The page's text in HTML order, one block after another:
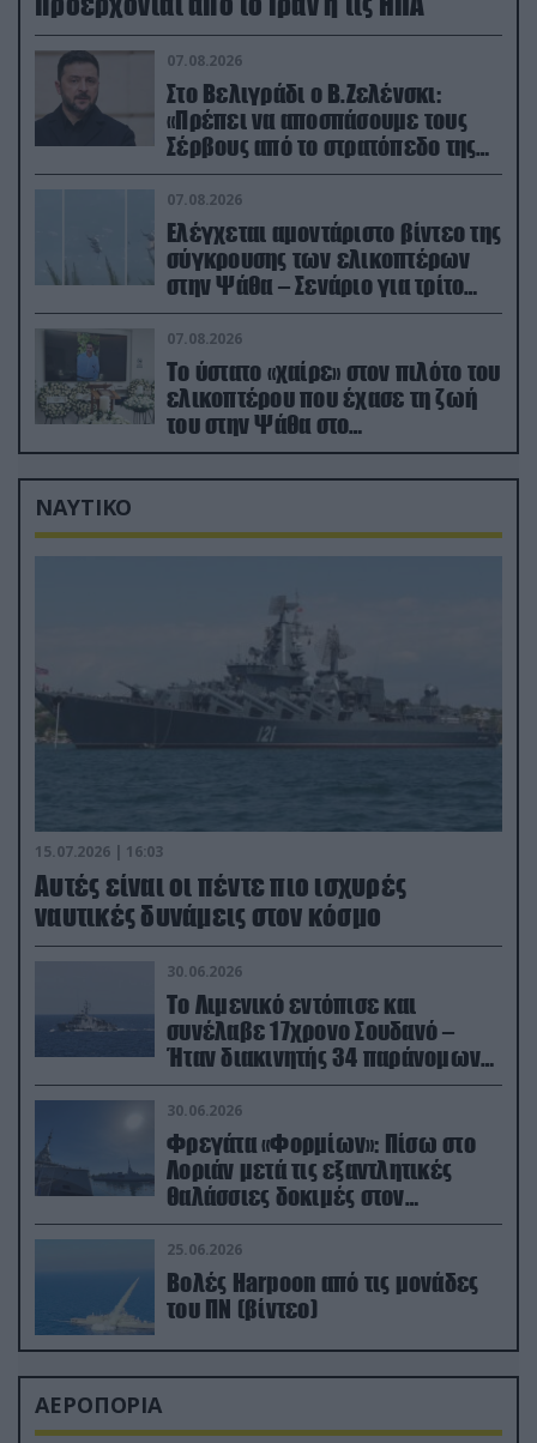
07.08.2026
Στο Βελιγράδι ο Β.Ζελένσκι:
«Πρέπει να αποσπάσουμε τους
Σέρβους από το στρατόπεδο της
Ρωσίας»
07.08.2026
Ελέγχεται αμοντάριστο βίντεο της
σύγκρουσης των ελικοπτέρων
στην Ψάθα – Σενάριο για τρίτο
ελικόπτερο
07.08.2026
Το ύστατο «χαίρε» στον πιλότο του
ελικοπτέρου που έχασε τη ζωή
του στην Ψάθα στο
αποτεφρωτήριο Ριτσώνας
ΝΑΥΤΙΚΟ
15.07.2026 | 16:03
Aυτές είναι οι πέντε πιο ισχυρές
ναυτικές δυνάμεις στον κόσμο
30.06.2026
Το Λιμενικό εντόπισε και
συνέλαβε 17χρονο Σουδανό –
Ήταν διακινητής 34 παράνομων
μεταναστών
30.06.2026
Φρεγάτα «Φορμίων»: Πίσω στο
Λοριάν μετά τις εξαντλητικές
θαλάσσιες δοκιμές στον
απαιτητικό Βισκαϊκό
25.06.2026
Βολές Harpoon από τις μονάδες
του ΠΝ (βίντεο)
ΑΕΡΟΠΟΡΙΑ